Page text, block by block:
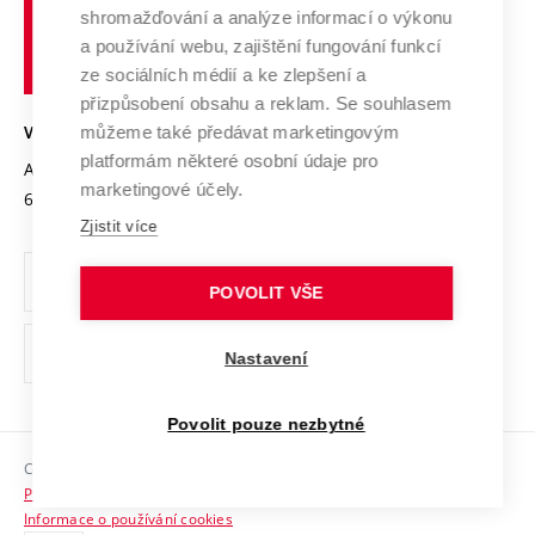
Transfer znalostí
Open Science
Projekty
Projekty ze strukturálních fondů
Specifický výzkum
Služby univerzity
Mezinárodní dohody
Univerzitní sítě
Udržitelná univerzita
Podnikavá univerzita / ContriBUTe
Bezpečná univerzita
Vyznamenání
Organizační struktura
Ochrana osobních údajů
odkaz)
Sociální bezpečí
HR Award
učení
technické
VYSOKÉ UČENÍ TECHNICKÉ V BRNĚ
Antonínská 548/1
602 00 Brno
www.vut.cz
vut@vutbr.cz
Copyright © 2026 VUT
Prohlášení o přístupnosti
Informace o používání cookies
shromažďování a analýze informací o výkonu
a používání webu, zajištění fungování funkcí
ze sociálních médií a ke zlepšení a
přizpůsobení obsahu a reklam. Se souhlasem
můžeme také předávat marketingovým
platformám některé osobní údaje pro
marketingové účely.
Zjistit více
POVOLIT VŠE
Nastavení
Povolit pouze nezbytné